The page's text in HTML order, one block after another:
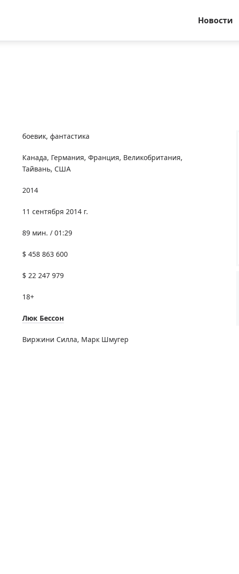
Новости
боевик, фантастика
Канада, Германия, Франция, Великобритания,
Тайвань, США
2014
11 сентября 2014 г.
89 мин. / 01:29
$ 458 863 600
$ 22 247 979
18+
Люк Бессон
Виржини Силла, Марк Шмугер